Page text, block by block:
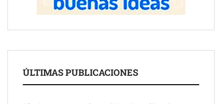
ÚLTIMAS PUBLICACIONES